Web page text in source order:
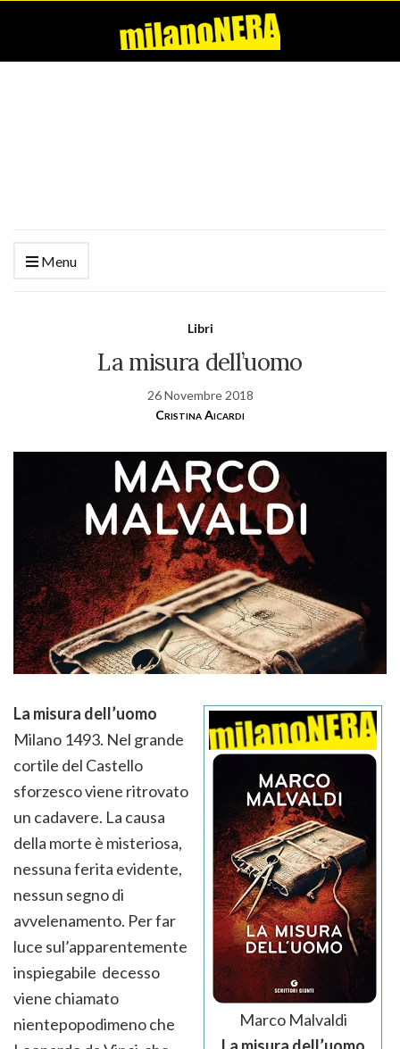
Menu
Libri
La misura dell’uomo
26 Novembre 2018
Cristina Aicardi
Marco Malvaldi
La misura dell’uomo
Milano 1493. Nel grande
cortile del Castello
sforzesco viene ritrovato
un cadavere. La causa
della morte è misteriosa,
nessuna ferita evidente,
nessun segno di
avvelenamento. Per far
luce sul’apparentemente
inspiegabile decesso
viene chiamato
nientepopodimeno che